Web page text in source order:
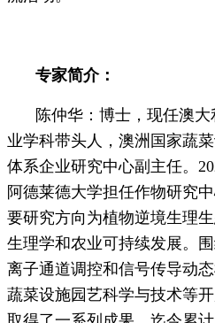
专家简介：
陈仲华：博士，现任澳
业学科带头人，澳洲国家蔬
体系企业研究中心副主任。
阿德莱德大学担任作物研究
要研究方向为植物逆境生理
生理学和农业可持续发展。
离子通道调控和信号传导动
蔬菜设施园艺科学与技术等